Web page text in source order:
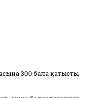
300 бала қатысты